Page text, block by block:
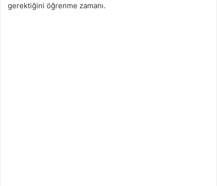
gerektiğini öğrenme zamanı.